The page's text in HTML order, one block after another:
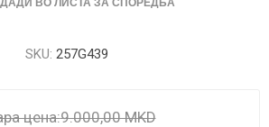
ВО ЛИСТА ЗА СПОРЕДБА
SKU: 257G439
цена:9.000,00 MKD